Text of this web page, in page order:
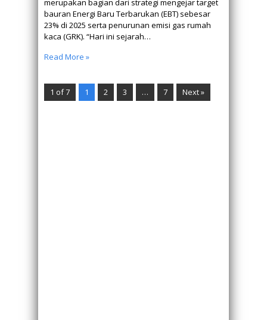
merupakan bagian dari strategi mengejar target
bauran Energi Baru Terbarukan (EBT) sebesar
23% di 2025 serta penurunan emisi gas rumah
kaca (GRK). “Hari ini sejarah…
Read More »
1 of 7 1 2 3 … 7 Next »